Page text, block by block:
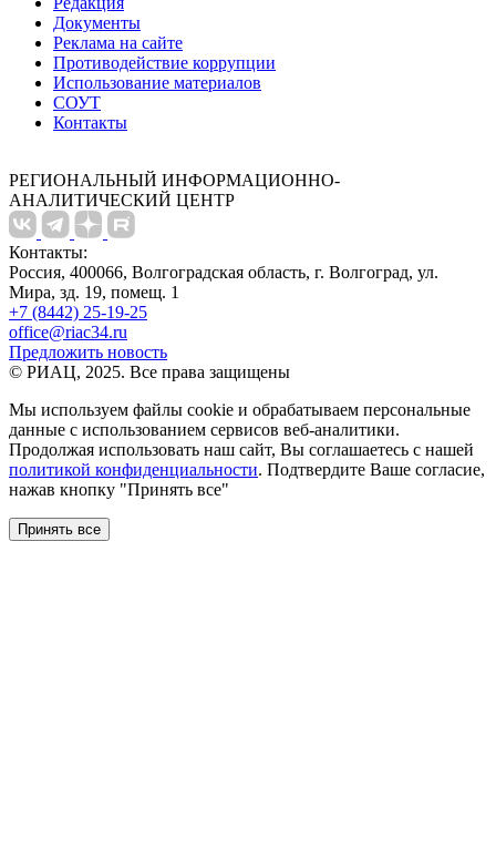
Документы
Реклама на сайте
Противодействие коррупции
Использование материалов
СОУТ
Контакты
РЕГИОНАЛЬНЫЙ ИНФОРМАЦИОННО-
АНАЛИТИЧЕСКИЙ ЦЕНТР
Контакты:
Россия, 400066, Волгоградская область, г. Волгоград, ул.
Мира, зд. 19, помещ. 1
+7 (8442) 25-19-25
office@riac34.ru
Предложить новость
© РИАЦ, 2025. Все права защищены
Мы используем файлы сookie и обрабатываем персональные
данные с использованием сервисов веб-аналитики.
Продолжая использовать наш сайт, Вы соглашаетесь с нашей
политикой конфиденциальности. Подтвердите Ваше согласие,
нажав кнопку "Принять все"
Принять все